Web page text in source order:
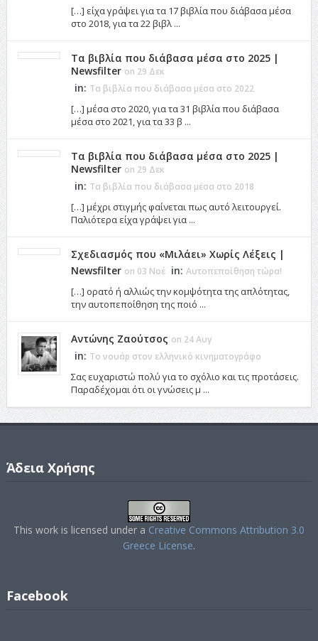
[…] είχα γράψει για τα 17 βιβλία που διάβασα μέσα
στο 2018, για τα 22 βιβλ ...
Τα βιβλία που διάβασα μέσα στο 2025 |
Newsfilter on 29 Δεκ
in: Τα βιβλία που διάβασα μέσα στο 2022
[…] μέσα στο 2020, για τα 31 βιβλία που διάβασα
μέσα στο 2021, για τα 33 β ...
Τα βιβλία που διάβασα μέσα στο 2025 |
Newsfilter on 29 Δεκ
in: Τα βιβλία που διάβασα μέσα στο 2018
[…] μέχρι στιγμής φαίνεται πως αυτό λειτουργεί.
Παλιότερα είχα γράψει για ...
Σχεδιασμός που «Μιλάει» Χωρίς Λέξεις |
Newsfilter on 03 Νοέ in: Αυτοπεποίθηση τώρα!
[…] ορατό ή αλλιώς την κομψότητα της απλότητας,
την αυτοπεποίθηση της ποιό ...
Αντώνης Ζαούτσος on 24 Αυγ
in: Το νουάρ στον ελληνικό κινηματογράφο
Σας ευχαριστώ πολύ για το σχόλιο και τις προτάσεις.
Παραδέχομαι ότι οι γνώσεις μ ...
Άδεια Χρήσης
This work is licensed under a Creative Commons Attribution 3.0
Greece License.
Facebook